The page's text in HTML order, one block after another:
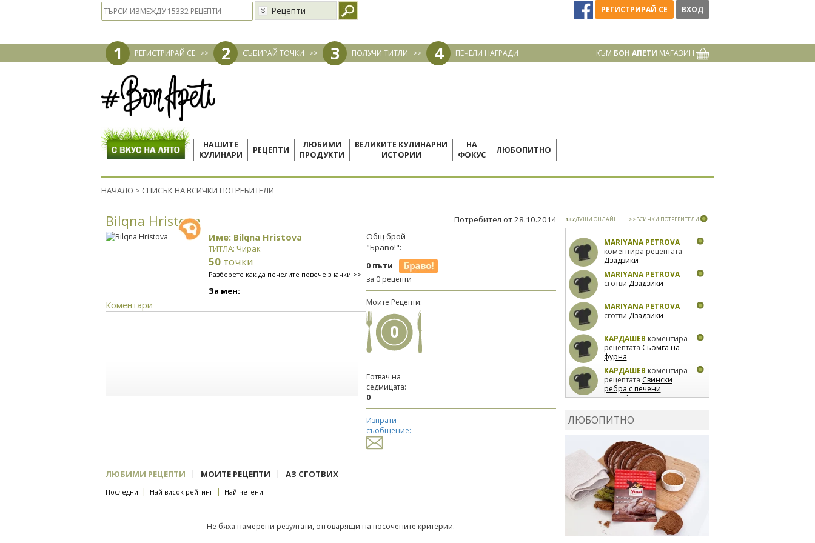
Рецепти РЕГИСТРИРАЙ СЕ ВХОД
1 РЕГИСТРИРАЙ СЕ >> 2 СЪБИРАЙ ТОЧКИ >> 3 ПОЛУЧИ ТИТЛИ >> 4 ПЕЧЕЛИ НАГРАДИ КЪМ БОН АПЕТИ МАГАЗИН
НАШИТЕ
КУЛИНАРИ
РЕЦЕПТИ
ЛЮБИМИ
ПРОДУКТИ
ВЕЛИКИТЕ КУЛИНАРНИ
ИСТОРИИ
НА
ФОКУС
ЛЮБОПИТНО
НАЧАЛО > СПИСЪК НА ВСИЧКИ ПОТРЕБИТЕЛИ
Bilqna Hristova Потребител от 28.10.2014
Име: Bilqna Hristova
ТИТЛА: Чирак
50 точки
Разберете как да печелите повече значки >>
За мен:
Коментари
Общ брой
"Браво!":
0 пъти
за 0 рецепти
Моите Рецепти:
0
Готвач на
седмицата:
0
Изпрати
съобщение:
ЛЮБИМИ РЕЦЕПТИ | МОИТЕ РЕЦЕПТИ | АЗ СГОТВИХ
Последни | Най-висок рейтинг | Най-четени
Не бяха намерени резултати, отговарящи на посочените критерии.
137ДУШИ ОНЛАЙН >>ВСИЧКИ ПОТРЕБИТЕЛИ
MARIYANA PETROVA
коментира рецептата
Дзадзики
MARIYANA PETROVA
сготви Дзадзики
MARIYANA PETROVA
сготви Дзадзики
КАРДАШЕВ коментира
рецептата Сьомга на
фурна
КАРДАШЕВ коментира
рецептата Свински
ребра с печени
картофи
лимон
коментира рецептата
Киноа със зеленчуци
ЛЮБОПИТНО